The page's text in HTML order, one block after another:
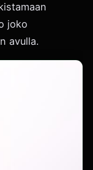
joko
avulla.